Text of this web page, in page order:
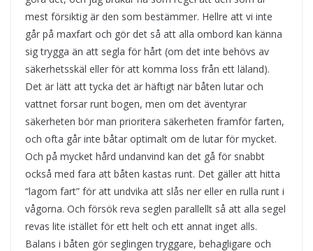
mest försiktig är den som bestämmer. Hellre att vi inte
går på maxfart och gör det så att alla ombord kan känna
sig trygga än att segla för hårt (om det inte behövs av
säkerhetsskäl eller för att komma loss från ett läland).
Det är lätt att tycka det är häftigt när båten lutar och
vattnet forsar runt bogen, men om det äventyrar
säkerheten bör man prioritera säkerheten framför farten,
och ofta går inte båtar optimalt om de lutar för mycket.
Och på mycket hård undanvind kan det gå för snabbt
också med fara att båten kastas runt. Det gäller att hitta
“lagom fart” för att undvika att slås ner eller en rulla runt i
vågorna. Och försök reva seglen parallellt så att alla segel
revas lite istället för ett helt och ett annat inget alls.
Balans i båten gör seglingen tryggare, behagligare och